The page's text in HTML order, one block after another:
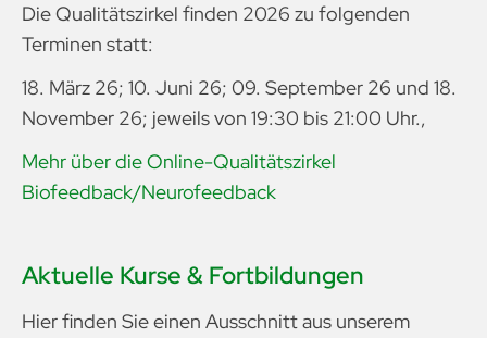
Die Qualitätszirkel finden 2026 zu folgenden
Terminen statt:
18. März 26; 10. Juni 26; 09. September 26 und 18.
November 26; jeweils von 19:30 bis 21:00 Uhr.,
Mehr über die Online-Qualitätszirkel
Biofeedback/Neurofeedback
Aktuelle Kurse & Fortbildungen
Hier finden Sie einen Ausschnitt aus unserem